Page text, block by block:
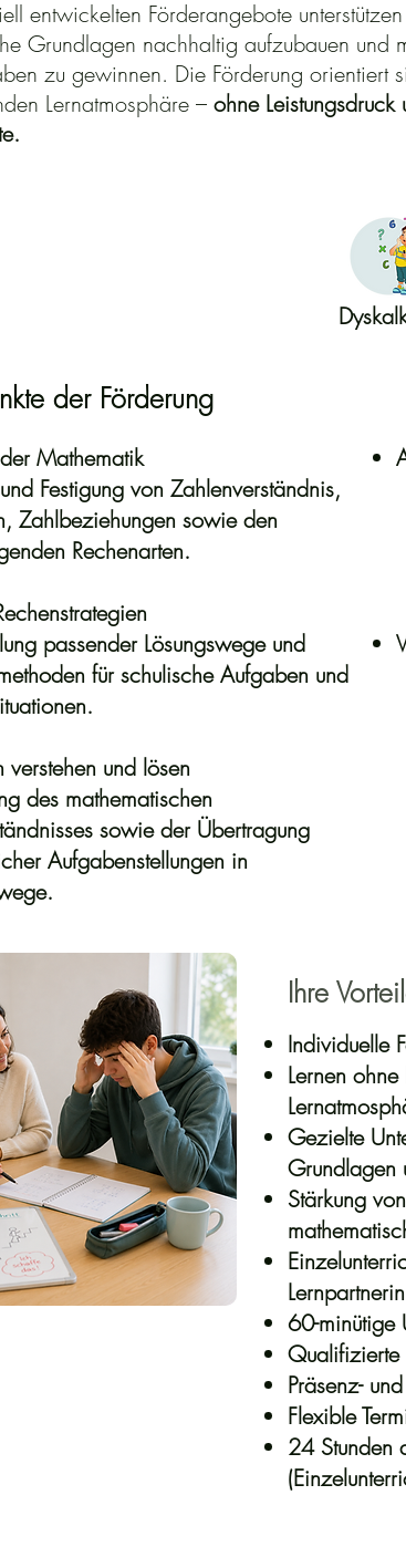
entwickelten Förderangebote
Grundlagen nachhaltig aufzubauen und
zu gewinnen. Die Förderung
Lernatmosphäre – ohne
der Förderung
Mathematik
Festigung von Zahlenverständnis,
Zahlbeziehungen sowie den
Rechenarten.
passender Lösungswege und
für schulische Aufgaben und
verstehen und lösen
des mathematischen
sowie der Übertragung
Aufgabenstellungen in
Ihre
Individuelle
Lernen
Gezielte
Grundlagen
Stärkung
60-minütige
Qualifizierte
Präsenz-
Flexible
24 Stunden